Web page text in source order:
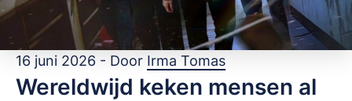
16 juni 2026 - Door Irma Tomas
Wereldwijd keken mensen al